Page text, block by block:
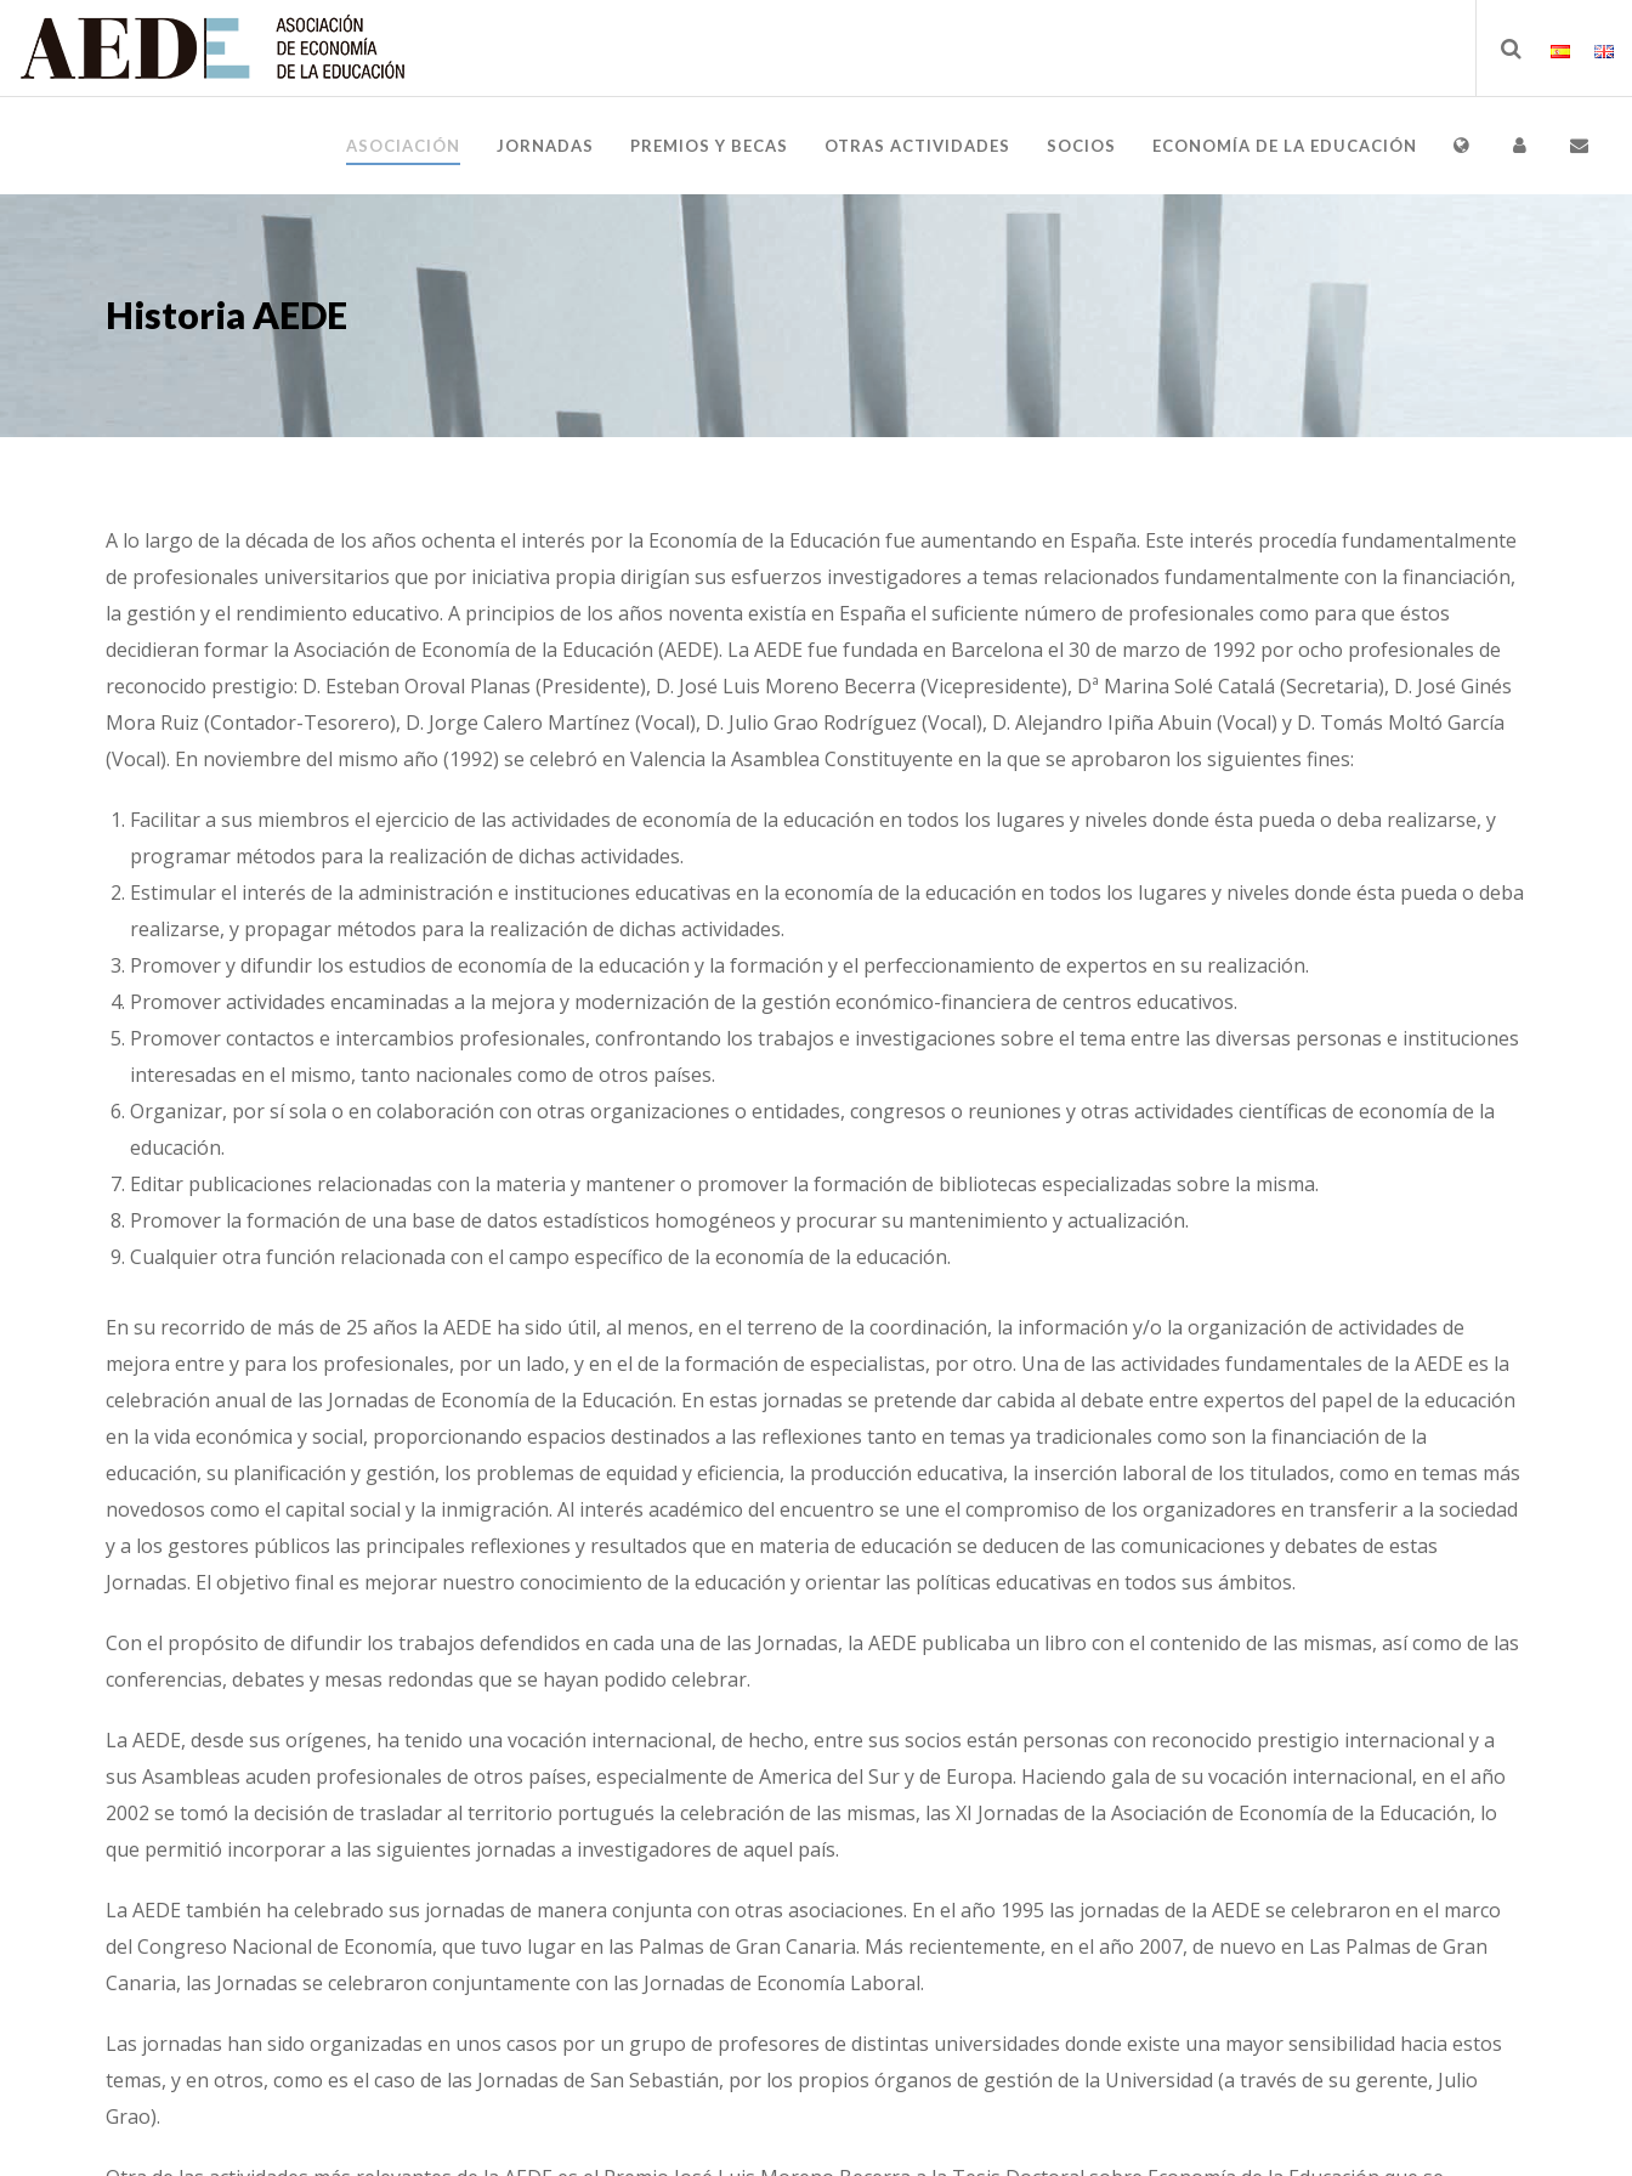
ASOCIACIÓN JORNADAS PREMIOS Y BECAS OTRAS ACTIVIDADES SOCIOS ECONOMÍA DE LA EDUCACIÓN
Historia AEDE
A lo largo de la década de los años ochenta el interés por la Economía de la Educación fue aumentando en España. Este interés procedía fundamentalmente
de profesionales universitarios que por iniciativa propia dirigían sus esfuerzos investigadores a temas relacionados fundamentalmente con la financiación,
la gestión y el rendimiento educativo. A principios de los años noventa existía en España el suficiente número de profesionales como para que éstos
decidieran formar la Asociación de Economía de la Educación (AEDE). La AEDE fue fundada en Barcelona el 30 de marzo de 1992 por ocho profesionales de
reconocido prestigio: D. Esteban Oroval Planas (Presidente), D. José Luis Moreno Becerra (Vicepresidente), Dª Marina Solé Catalá (Secretaria), D. José Ginés
Mora Ruiz (Contador-Tesorero), D. Jorge Calero Martínez (Vocal), D. Julio Grao Rodríguez (Vocal), D. Alejandro Ipiña Abuin (Vocal) y D. Tomás Moltó García
(Vocal). En noviembre del mismo año (1992) se celebró en Valencia la Asamblea Constituyente en la que se aprobaron los siguientes fines:
Facilitar a sus miembros el ejercicio de las actividades de economía de la educación en todos los lugares y niveles donde ésta pueda o deba realizarse, y
programar métodos para la realización de dichas actividades.
Estimular el interés de la administración e instituciones educativas en la economía de la educación en todos los lugares y niveles donde ésta pueda o deba
realizarse, y propagar métodos para la realización de dichas actividades.
Promover y difundir los estudios de economía de la educación y la formación y el perfeccionamiento de expertos en su realización.
Promover actividades encaminadas a la mejora y modernización de la gestión económico-financiera de centros educativos.
Promover contactos e intercambios profesionales, confrontando los trabajos e investigaciones sobre el tema entre las diversas personas e instituciones
interesadas en el mismo, tanto nacionales como de otros países.
Organizar, por sí sola o en colaboración con otras organizaciones o entidades, congresos o reuniones y otras actividades científicas de economía de la
educación.
Editar publicaciones relacionadas con la materia y mantener o promover la formación de bibliotecas especializadas sobre la misma.
Promover la formación de una base de datos estadísticos homogéneos y procurar su mantenimiento y actualización.
Cualquier otra función relacionada con el campo específico de la economía de la educación.
En su recorrido de más de 25 años la AEDE ha sido útil, al menos, en el terreno de la coordinación, la información y/o la organización de actividades de
mejora entre y para los profesionales, por un lado, y en el de la formación de especialistas, por otro. Una de las actividades fundamentales de la AEDE es la
celebración anual de las Jornadas de Economía de la Educación. En estas jornadas se pretende dar cabida al debate entre expertos del papel de la educación
en la vida económica y social, proporcionando espacios destinados a las reflexiones tanto en temas ya tradicionales como son la financiación de la
educación, su planificación y gestión, los problemas de equidad y eficiencia, la producción educativa, la inserción laboral de los titulados, como en temas más
novedosos como el capital social y la inmigración. Al interés académico del encuentro se une el compromiso de los organizadores en transferir a la sociedad
y a los gestores públicos las principales reflexiones y resultados que en materia de educación se deducen de las comunicaciones y debates de estas
Jornadas. El objetivo final es mejorar nuestro conocimiento de la educación y orientar las políticas educativas en todos sus ámbitos.
Con el propósito de difundir los trabajos defendidos en cada una de las Jornadas, la AEDE publicaba un libro con el contenido de las mismas, así como de las
conferencias, debates y mesas redondas que se hayan podido celebrar.
La AEDE, desde sus orígenes, ha tenido una vocación internacional, de hecho, entre sus socios están personas con reconocido prestigio internacional y a
sus Asambleas acuden profesionales de otros países, especialmente de America del Sur y de Europa. Haciendo gala de su vocación internacional, en el año
2002 se tomó la decisión de trasladar al territorio portugués la celebración de las mismas, las XI Jornadas de la Asociación de Economía de la Educación, lo
que permitió incorporar a las siguientes jornadas a investigadores de aquel país.
La AEDE también ha celebrado sus jornadas de manera conjunta con otras asociaciones. En el año 1995 las jornadas de la AEDE se celebraron en el marco
del Congreso Nacional de Economía, que tuvo lugar en las Palmas de Gran Canaria. Más recientemente, en el año 2007, de nuevo en Las Palmas de Gran
Canaria, las Jornadas se celebraron conjuntamente con las Jornadas de Economía Laboral.
Las jornadas han sido organizadas en unos casos por un grupo de profesores de distintas universidades donde existe una mayor sensibilidad hacia estos
temas, y en otros, como es el caso de las Jornadas de San Sebastián, por los propios órganos de gestión de la Universidad (a través de su gerente, Julio
Grao).